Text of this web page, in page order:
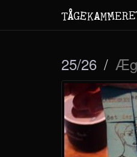
TÅGEKAMMERE
25/26